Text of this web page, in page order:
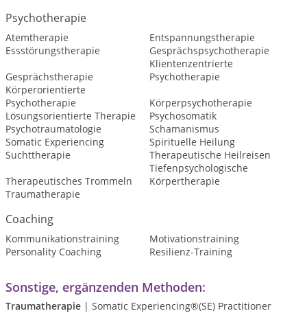
Psychotherapie
Atemtherapie
Entspannungstherapie
Essstörungstherapie
Gesprächspsychotherapie
Gesprächstherapie
Klientenzentrierte
Psychotherapie
Körperorientierte
Psychotherapie
Körperpsychotherapie
Lösungsorientierte Therapie
Psychosomatik
Psychotraumatologie
Schamanismus
Somatic Experiencing
Spirituelle Heilung
Suchttherapie
Therapeutische Heilreisen
Therapeutisches Trommeln
Tiefenpsychologische
Körpertherapie
Traumatherapie
Coaching
Kommunikationstraining
Motivationstraining
Personality Coaching
Resilienz-Training
Sonstige, ergänzenden Methoden:
Traumatherapie | Somatic Experiencing®(SE) Practitioner